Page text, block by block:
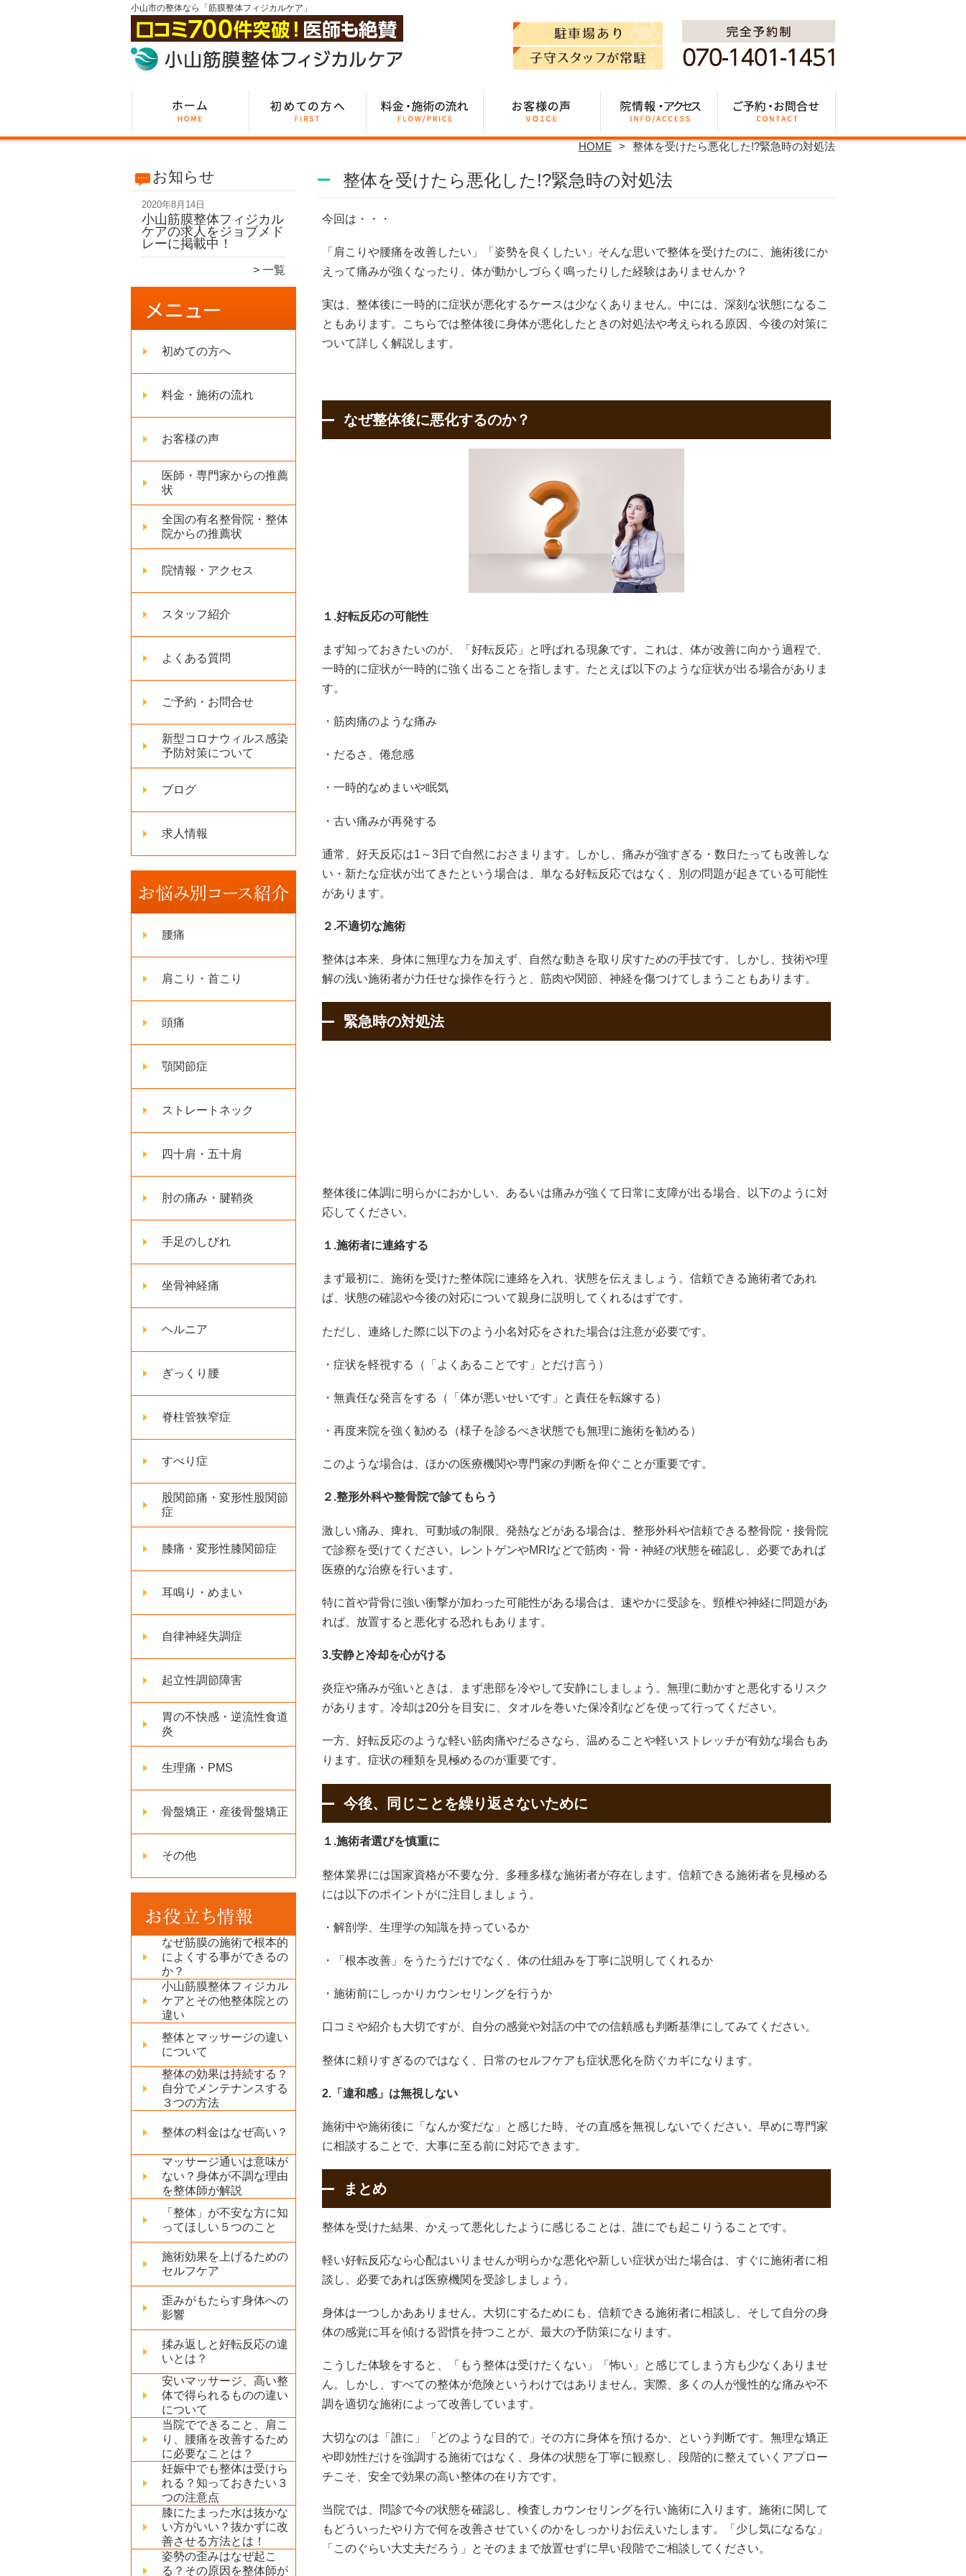
小山市の整体なら「筋膜整体フィジカルケア」
HOME 整体を受けたら悪化した!?緊急時の対処法
お知らせ
2020年8月14日
小山筋膜整体フィジカル
ケアの求人をジョブメド
レーに掲載中！
一覧
初めての方へ
料金・施術の流れ
お客様の声
医師・専門家からの推薦
状
全国の有名整骨院・整体
院からの推薦状
院情報・アクセス
スタッフ紹介
よくある質問
ご予約・お問合せ
新型コロナウィルス感染
予防対策について
ブログ
求人情報
腰痛
肩こり・首こり
頭痛
顎関節症
ストレートネック
四十肩・五十肩
肘の痛み・腱鞘炎
手足のしびれ
坐骨神経痛
ヘルニア
ぎっくり腰
脊柱管狭窄症
すべり症
股関節痛・変形性股関節
症
膝痛・変形性膝関節症
耳鳴り・めまい
自律神経失調症
起立性調節障害
胃の不快感・逆流性食道
炎
生理痛・PMS
骨盤矯正・産後骨盤矯正
その他
なぜ筋膜の施術で根本的
によくする事ができるの
か？
小山筋膜整体フィジカル
ケアとその他整体院との
違い
整体とマッサージの違い
について
整体の効果は持続する？
自分でメンテナンスする
３つの方法
整体の料金はなぜ高い？
マッサージ通いは意味が
ない？身体が不調な理由
を整体師が解説
「整体」が不安な方に知
ってほしい５つのこと
施術効果を上げるための
セルフケア
歪みがもたらす身体への
影響
揉み返しと好転反応の違
いとは？
安いマッサージ、高い整
体で得られるものの違い
について
当院でできること、肩こ
り、腰痛を改善するため
に必要なことは？
妊娠中でも整体は受けら
れる？知っておきたい３
つの注意点
膝にたまった水は抜かな
い方がいい？抜かずに改
善させる方法とは！
姿勢の歪みはなぜ起こ
る？その原因を整体師が
整体を受けたら悪化した!?緊急時の対処法
今回は・・・
「肩こりや腰痛を改善したい」「姿勢を良くしたい」そんな思いで整体を受けたのに、施術後にか
えって痛みが強くなったり、体が動かしづらく鳴ったりした経験はありませんか？
実は、整体後に一時的に症状が悪化するケースは少なくありません。中には、深刻な状態になるこ
ともあります。こちらでは整体後に身体が悪化したときの対処法や考えられる原因、今後の対策に
ついて詳しく解説します。
なぜ整体後に悪化するのか？
１.好転反応の可能性
まず知っておきたいのが、「好転反応」と呼ばれる現象です。これは、体が改善に向かう過程で、
一時的に症状が一時的に強く出ることを指します。たとえば以下のような症状が出る場合がありま
す。
・筋肉痛のような痛み
・だるさ、倦怠感
・一時的なめまいや眠気
・古い痛みが再発する
通常、好天反応は1～3日で自然におさまります。しかし、痛みが強すぎる・数日たっても改善しな
い・新たな症状が出てきたという場合は、単なる好転反応ではなく、別の問題が起きている可能性
があります。
２.不適切な施術
整体は本来、身体に無理な力を加えず、自然な動きを取り戻すための手技です。しかし、技術や理
解の浅い施術者が力任せな操作を行うと、筋肉や関節、神経を傷つけてしまうこともあります。
緊急時の対処法
整体後に体調に明らかにおかしい、あるいは痛みが強くて日常に支障が出る場合、以下のように対
応してください。
１.施術者に連絡する
まず最初に、施術を受けた整体院に連絡を入れ、状態を伝えましょう。信頼できる施術者であれ
ば、状態の確認や今後の対応について親身に説明してくれるはずです。
ただし、連絡した際に以下のよう小名対応をされた場合は注意が必要です。
・症状を軽視する（「よくあることです」とだけ言う）
・無責任な発言をする（「体が悪いせいです」と責任を転嫁する）
・再度来院を強く勧める（様子を診るべき状態でも無理に施術を勧める）
このような場合は、ほかの医療機関や専門家の判断を仰ぐことが重要です。
２.整形外科や整骨院で診てもらう
激しい痛み、痺れ、可動域の制限、発熱などがある場合は、整形外科や信頼できる整骨院・接骨院
で診察を受けてください。レントゲンやMRIなどで筋肉・骨・神経の状態を確認し、必要であれば
医療的な治療を行います。
特に首や背骨に強い衝撃が加わった可能性がある場合は、速やかに受診を。頸椎や神経に問題があ
れば、放置すると悪化する恐れもあります。
3.安静と冷却を心がける
炎症や痛みが強いときは、まず患部を冷やして安静にしましょう。無理に動かすと悪化するリスク
があります。冷却は20分を目安に、タオルを巻いた保冷剤などを使って行ってください。
一方、好転反応のような軽い筋肉痛やだるさなら、温めることや軽いストレッチが有効な場合もあ
ります。症状の種類を見極めるのが重要です。
今後、同じことを繰り返さないために
１.施術者選びを慎重に
整体業界には国家資格が不要な分、多種多様な施術者が存在します。信頼できる施術者を見極める
には以下のポイントがに注目しましょう。
・解剖学、生理学の知識を持っているか
・「根本改善」をうたうだけでなく、体の仕組みを丁寧に説明してくれるか
・施術前にしっかりカウンセリングを行うか
口コミや紹介も大切ですが、自分の感覚や対話の中での信頼感も判断基準にしてみてください。
整体に頼りすぎるのではなく、日常のセルフケアも症状悪化を防ぐカギになります。
2.「違和感」は無視しない
施術中や施術後に「なんか変だな」と感じた時、その直感を無視しないでください。早めに専門家
に相談することで、大事に至る前に対応できます。
まとめ
整体を受けた結果、かえって悪化したように感じることは、誰にでも起こりうることです。
軽い好転反応なら心配はいりませんが明らかな悪化や新しい症状が出た場合は、すぐに施術者に相
談し、必要であれば医療機関を受診しましょう。
身体は一つしかあありません。大切にするためにも、信頼できる施術者に相談し、そして自分の身
体の感覚に耳を傾ける習慣を持つことが、最大の予防策になります。
こうした体験をすると、「もう整体は受けたくない」「怖い」と感じてしまう方も少なくありませ
ん。しかし、すべての整体が危険というわけではありません。実際、多くの人が慢性的な痛みや不
調を適切な施術によって改善しています。
大切なのは「誰に」「どのような目的で」その方に身体を預けるか、という判断です。無理な矯正
や即効性だけを強調する施術ではなく、身体の状態を丁寧に観察し、段階的に整えていくアプロー
チこそ、安全で効果の高い整体の在り方です。
当院では、問診で今の状態を確認し、検査しカウンセリングを行い施術に入ります。施術に関して
もどういったやり方で何を改善させていくのかをしっかりお伝えいたします。「少し気になるな」
「このぐらい大丈夫だろう」とそのままで放置せずに早い段階でご相談してください。